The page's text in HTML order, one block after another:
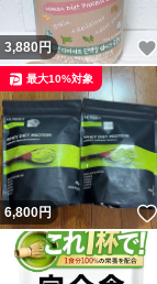
3,880円
6,800円
最大10%対象